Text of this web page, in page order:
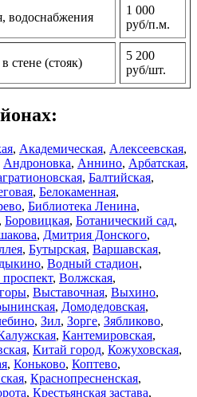
водоснабжения
1 000
руб/п.м.
стене (стояк)
5 200
руб/шт.
, Академическая, Алексеевская,
Андроновка, Аннино, Арбатская,
, Балтийская,
, Белокаменная,
, Библиотека Ленина,
, Боровицкая, Ботанический сад,
, Дмитрия Донского,
, Бутырская, Варшавская,
, Водный стадион,
, Волжская,
, Выставочная, Выхино,
, Домодедовская,
, Зил, Зорге, Зябликово,
, Кантемировская,
, Китай город, Кожуховская,
, Коньково, Коптево,
, Краснопресненская,
, Крестьянская застава,